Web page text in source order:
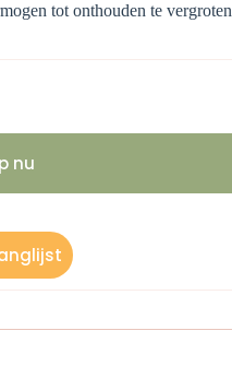
tot onthouden te vergroten
nu